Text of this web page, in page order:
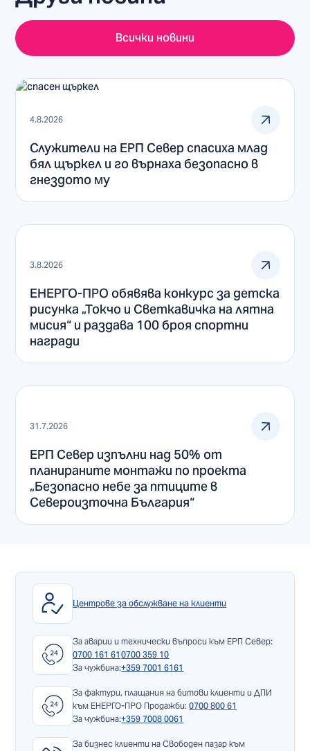
Всички новини
4.8.2026
Служители на ЕРП Север спасиха млад
бял щъркел и го върнаха безопасно в
гнездото му
3.8.2026
ЕНЕРГО-ПРО обявява конкурс за детска
рисунка „Токчо и Светкавичка на лятна
мисия“ и раздава 100 броя спортни
награди
31.7.2026
ЕРП Север изпълни над 50% от
планираните монтажи по проекта
„Безопасно небе за птиците в
Североизточна България“
Центрове за обслужване на клиенти
За аварии и технически въпроси към ЕРП Север:
0700 161 61 0700 359 10
За чужбина:+359 7001 6161
За фактури, плащания на битови клиенти и ДПИ
към ЕНЕРГО-ПРО Продажби:0700 800 61
За чужбина:+359 7008 0061
За бизнес клиенти на Свободен пазар към